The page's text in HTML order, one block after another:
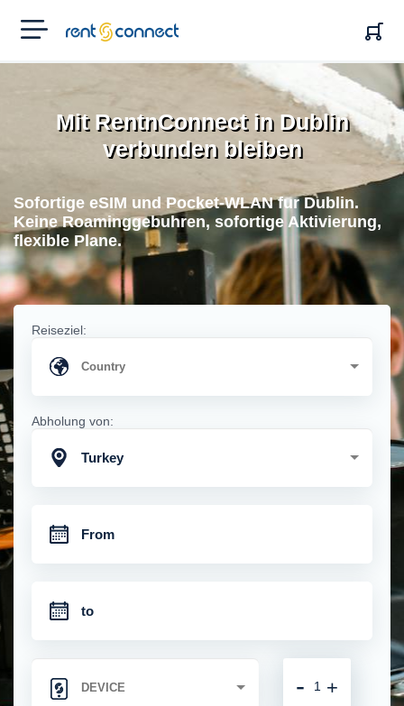
RENT'N
CONNECT
Mit RentnConnect in Dublin
verbunden bleiben
Sofortige eSIM und Pocket-WLAN fur Dublin.
Keine Roaminggebuhren, sofortige Aktivierung,
flexible Plane.
Reiseziel:
Abholung von:
Turkey
+
-